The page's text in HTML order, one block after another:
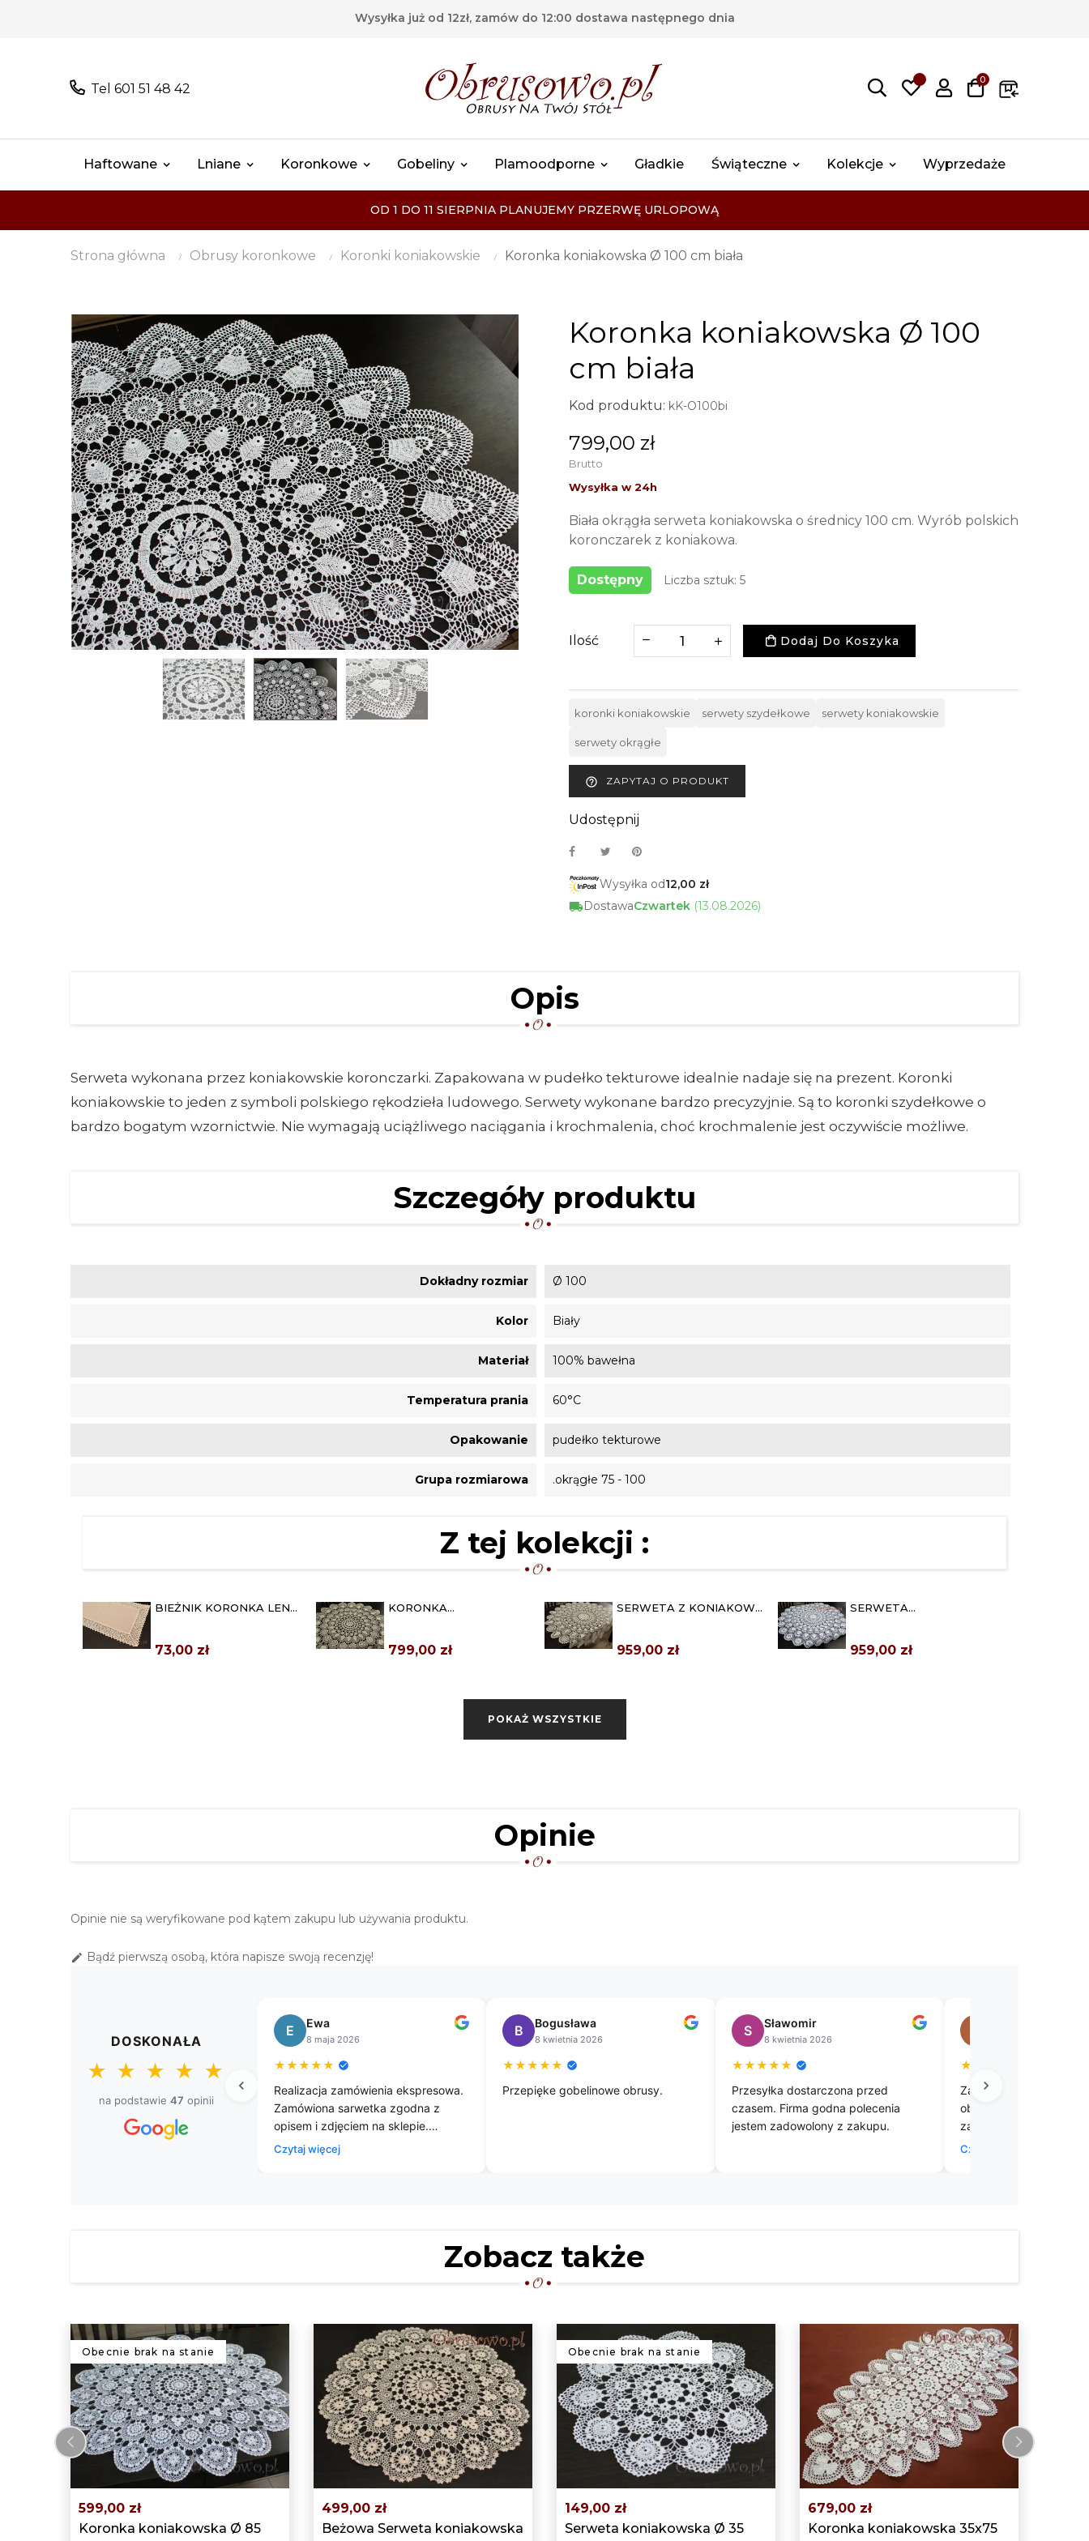
Wysyłka już od 12zł, zamów do 12:00 dostawa następnego dnia
Tel 601 51 48 42
0
Haftowane Lniane Koronkowe Gobeliny Plamoodporne Gładkie Świąteczne Kolekcje Wyprzedaże
OD 1 DO 11 SIERPNIA PLANUJEMY PRZERWĘ URLOPOWĄ
Strona główna Obrusy koronkowe Koronki koniakowskie Koronka koniakowska Ø 100 cm biała
Koronka koniakowska Ø 100
cm biała
Kod produktu: kK-O100bi
799,00 zł
Brutto
Biała okrągła serweta koniakowska o średnicy 100 cm. Wyrób polskich
koronczarek z koniakowa.
Dostępny Liczba sztuk: 5
Ilość Dodaj Do Koszyka
koronki koniakowskie serwety szydełkowe serwety koniakowskie
serwety okrągłe
help_outline ZAPYTAJ O PRODUKT
Udostępnij
Wysyłka od12,00 zł
DostawaCzwartek (13.08.2026)
Opis
Serweta wykonana przez koniakowskie koronczarki. Zapakowana w pudełko tekturowe idealnie nadaje się na prezent. Koronki
koniakowskie to jeden z symboli polskiego rękodzieła ludowego. Serwety wykonane bardzo precyzyjnie. Są to koronki szydełkowe o
bardzo bogatym wzornictwie. Nie wymagają uciążliwego naciągania i krochmalenia, choć krochmalenie jest oczywiście możliwe.
Szczegóły produktu
Dokładny rozmiar Ø 100
Kolor Biały
Materiał 100% bawełna
Temperatura prania 60°C
Opakowanie pudełko tekturowe
Grupa rozmiarowa .okrągłe 75 - 100
Z tej kolekcji :
BIEŻNIK KORONKA LEN
73,00 zł
KORONKA
BEŻOWA
799,00 zł
SERWETA Z KONIAKOWA
959,00 zł
SERWETA
BIAŁA
959,00 zł
POKAŻ WSZYSTKIE
Opinie
Opinie nie są weryfikowane pod kątem zakupu lub używania produktu.
 Bądź pierwszą osobą, która napisze swoją recenzję!
DOSKONAŁA
★ ★ ★ ★ ★
na podstawie 47 opinii
E Ewa
8 maja 2026
★★★★★
Realizacja zamówienia ekspresowa.
Zamówiona sarwetka zgodna z
opisem i zdjęciem na sklepie.
Polecam.
Czytaj więcej
B Bogusława
8 kwietnia 2026
★★★★★
Przepięke gobelinowe obrusy.
S Sławomir
8 kwietnia 2026
★★★★★
Przesyłka dostarczona przed
czasem. Firma godna polecenia
jestem zadowolony z zakupu.
★
Zamawiałam już 3 razy
obrusy i zawsze jestem
zadowolona zarówno z
szybkiej, sprawnej
Czytaj więcej
Zobacz także
Obecnie brak na stanie
599,00 zł
Koronka koniakowska Ø 85
499,00 zł
Beżowa Serweta koniakowska
Obecnie brak na stanie
149,00 zł
Serweta koniakowska Ø 35
679,00 zł
Koronka koniakowska 35x75